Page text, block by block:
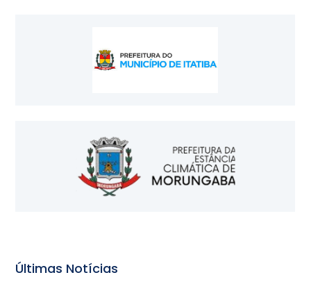
Últimas Notícias